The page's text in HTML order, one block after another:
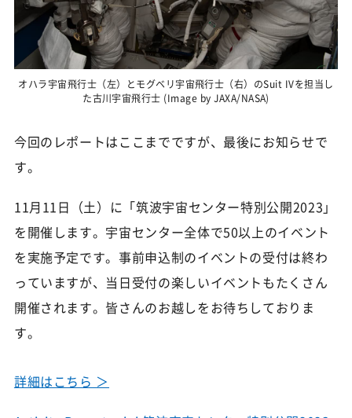
オハラ宇宙飛行士（左）とモグベリ宇宙飛行士（右）のSuit IVを担当し
た古川宇宙飛行士 (Image by JAXA/NASA)
今回のレポートはここまでですが、最後にお知らせで
す。
11月11日（土）に「筑波宇宙センター特別公開2023」
を開催します。宇宙センター全体で50以上のイベント
を実施予定です。事前申込制のイベントの受付は終わ
っていますが、当日受付の楽しいイベントもたくさん
開催されます。皆さんのお越しをお待ちしておりま
す。
詳細はこちら ＞